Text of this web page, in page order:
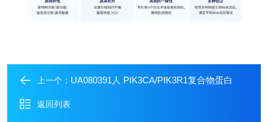
上一个： UA080391人 PIK3CA/PIK3R1复合物蛋白
返回列表